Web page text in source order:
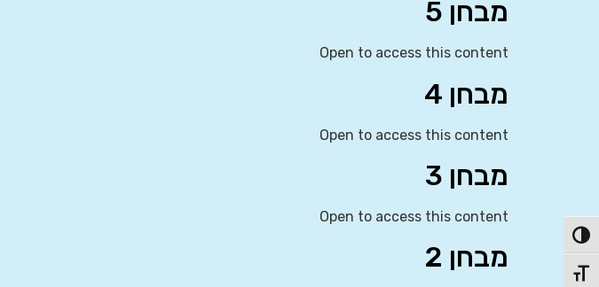
הפעל/כבה ניגודיות גבוהה
מתג גודל גופן
מבחן 5
Open to access this content
מבחן 4
Open to access this content
מבחן 3
Open to access this content
מבחן 2